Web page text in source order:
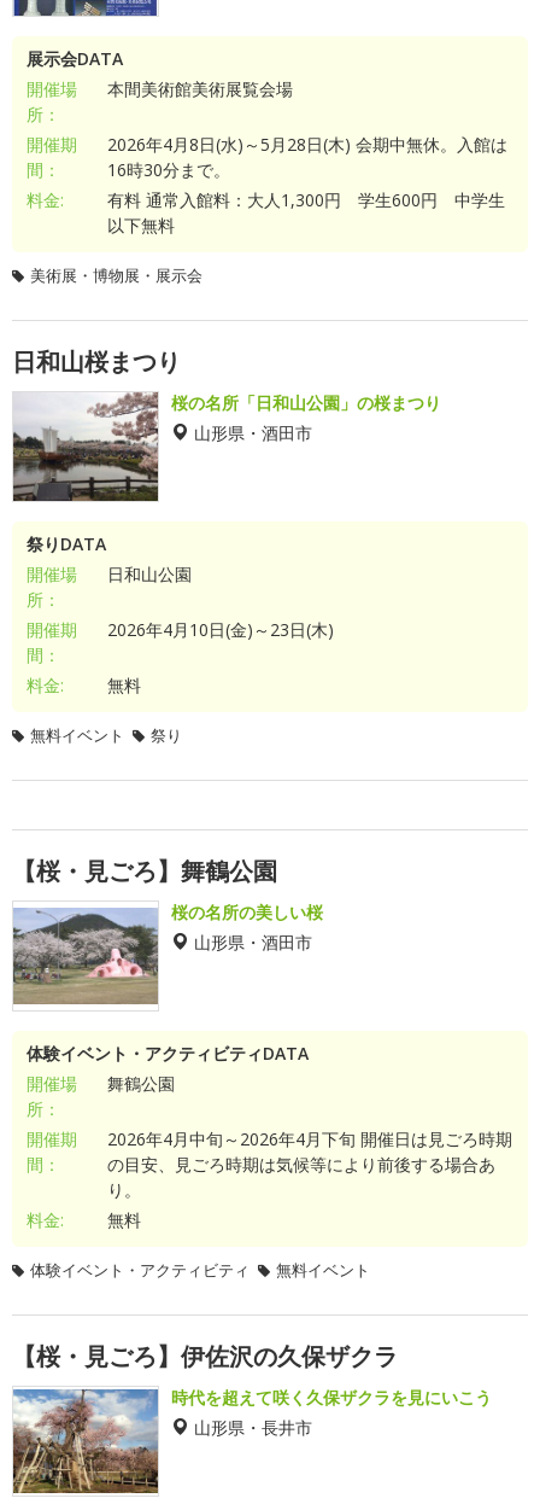
展示会DATA
開催場
所：
本間美術館美術展覧会場
開催期
間：
2026年4月8日(水)～5月28日(木) 会期中無休。入館は
16時30分まで。
料金:
有料 通常入館料：大人1,300円 学生600円 中学生
以下無料
美術展・博物展・展示会
日和山桜まつり
桜の名所「日和山公園」の桜まつり
山形県・酒田市
祭りDATA
開催場
所：
日和山公園
開催期
間：
2026年4月10日(金)～23日(木)
料金: 無料
無料イベント 祭り
【桜・見ごろ】舞鶴公園
桜の名所の美しい桜
山形県・酒田市
体験イベント・アクティビティDATA
開催場
所：
舞鶴公園
開催期
間：
2026年4月中旬～2026年4月下旬 開催日は見ごろ時期
の目安、見ごろ時期は気候等により前後する場合あ
り。
料金:
無料
体験イベント・アクティビティ 無料イベント
【桜・見ごろ】伊佐沢の久保ザクラ
時代を超えて咲く久保ザクラを見にいこう
山形県・長井市